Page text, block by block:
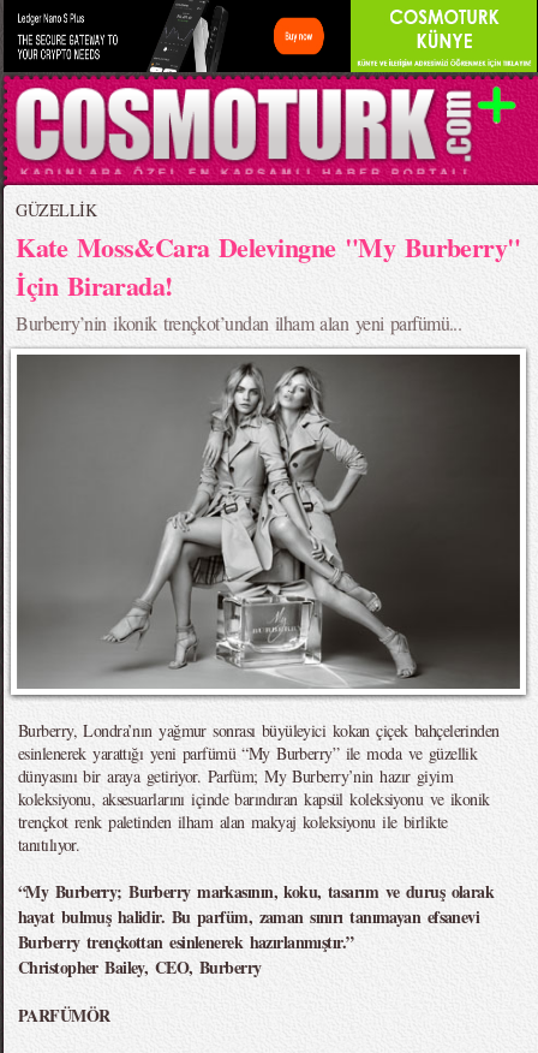
GÜZELLİK
Kate Moss&Cara Delevingne "My Burberry"
İçin Birarada!
Burberry’nin ikonik trençkot’undan ilham alan yeni parfümü...
Burberry, Londra’nın yağmur sonrası büyüleyici kokan çiçek bahçelerinden
esinlenerek yarattığı yeni parfümü “My Burberry” ile moda ve güzellik
dünyasını bir araya getiriyor. Parfüm; My Burberry’nin hazır giyim
koleksiyonu, aksesuarlarını içinde barındıran kapsül koleksiyonu ve ikonik
trençkot renk paletinden ilham alan makyaj koleksiyonu ile birlikte
tanıtılıyor.
“My Burberry; Burberry markasının, koku, tasarım ve duruş olarak
hayat bulmuş halidir. Bu parfüm, zaman sınırı tanımayan efsanevi
Burberry trençkottan esinlenerek hazırlanmıştır.”
Christopher Bailey, CEO, Burberry
PARFÜMÖR